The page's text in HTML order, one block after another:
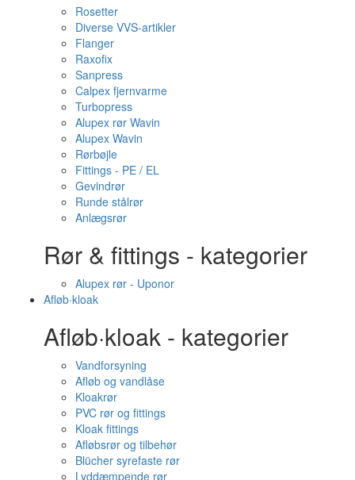
Rosetter
Diverse VVS-artikler
Flanger
Raxofix
Sanpress
Calpex fjernvarme
Turbopress
Alupex rør Wavin
Alupex Wavin
Rørbøjle
Fittings - PE / EL
Gevindrør
Runde stålrør
Anlægsrør
Rør & fittings - kategorier
Alupex rør - Uponor
Afløb·kloak
Afløb·kloak - kategorier
Vandforsyning
Afløb og vandlåse
Kloakrør
PVC rør og fittings
Kloak fittings
Afløbsrør og tilbehør
Blücher syrefaste rør
Lyddæmpende rør